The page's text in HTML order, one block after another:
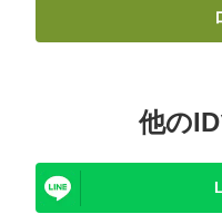
他の